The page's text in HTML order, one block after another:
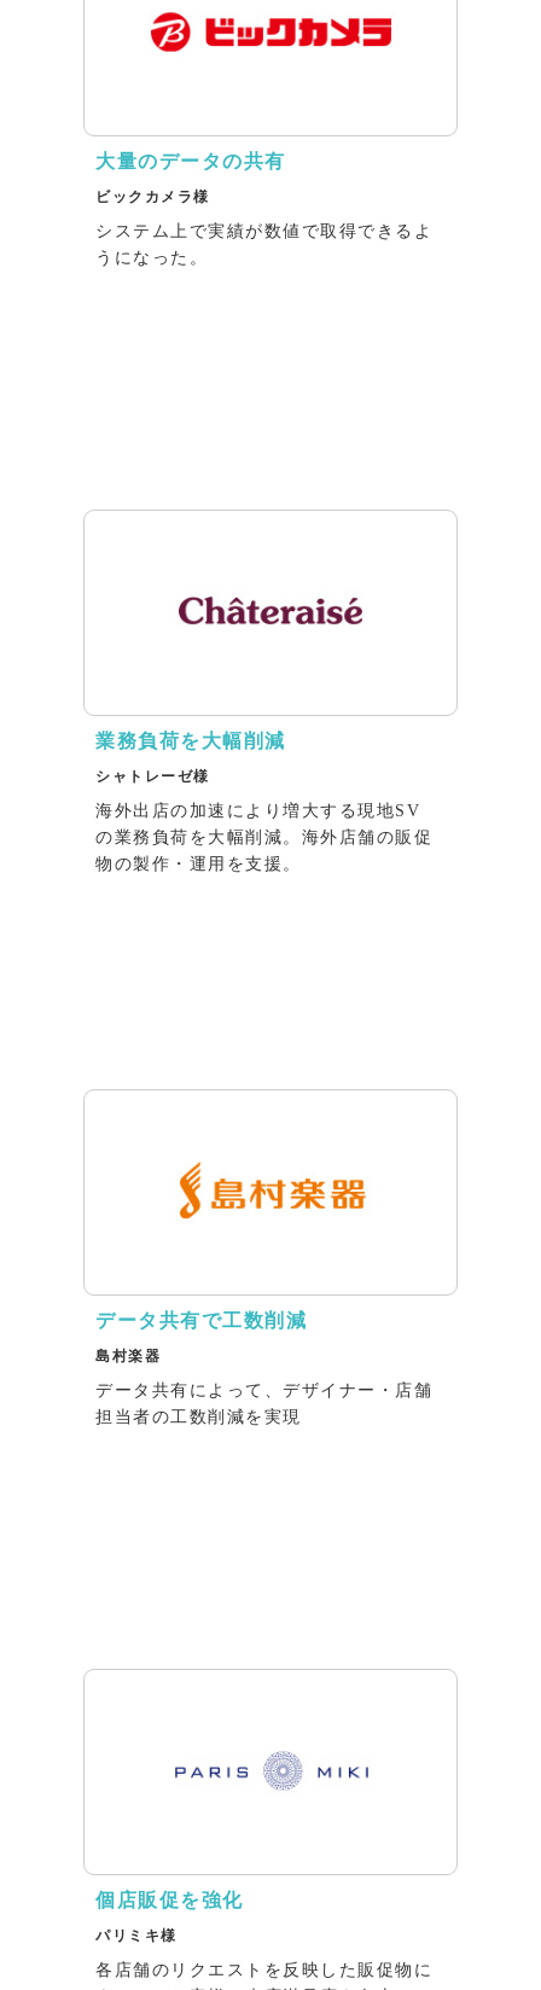
大量のデータの共有
ビックカメラ様
システム上で実績が数値で取得できるよ
うになった。
業務負荷を大幅削減
シャトレーゼ様
海外出店の加速により増大する現地SV
の業務負荷を大幅削減。海外店舗の販促
物の製作・運用を支援。
データ共有で工数削減
島村楽器
データ共有によって、デザイナー・店舗
担当者の工数削減を実現
個店販促を強化
パリミキ様
各店舗のリクエストを反映した販促物に